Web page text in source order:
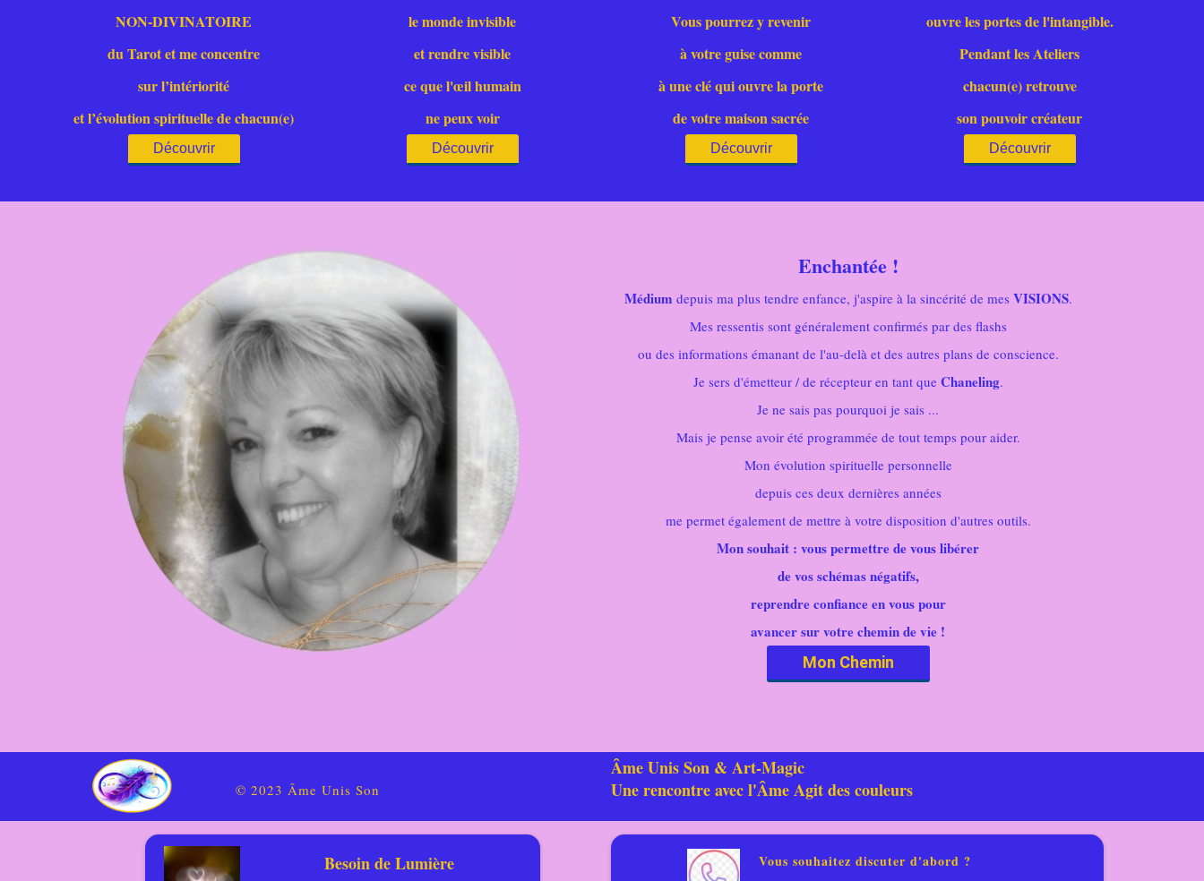
NON-DIVINATOIRE
du Tarot et me concentre
sur l’intériorité
et l’évolution spirituelle de chacun(e)
Découvrir
le monde invisible
et rendre visible
ce que l'œil humain
ne peux voir
Découvrir
Vous pourrez y revenir
à votre guise comme
à une clé qui ouvre la porte
de votre maison sacrée
Découvrir
ouvre les portes de l'intangible.
Pendant les Ateliers
chacun(e) retrouve
son pouvoir créateur
Découvrir
Enchantée !
Médium depuis ma plus tendre enfance, j'aspire à la sincérité de mes VISIONS.
Mes ressentis sont généralement confirmés par des flashs
ou des informations émanant de l'au-delà et des autres plans de conscience.
Je sers d'émetteur / de récepteur en tant que Chaneling.
Je ne sais pas pourquoi je sais ...
Mais je pense avoir été programmée de tout temps pour aider.
Mon évolution spirituelle personnelle
depuis ces deux dernières années
me permet également de mettre à votre disposition d'autres outils.
Mon souhait : vous permettre de vous libérer
de vos schémas négatifs,
reprendre confiance en vous pour
avancer sur votre chemin de vie !
Mon Chemin
© 2023 Âme Unis Son
Âme Unis Son & Art-Magic
Une rencontre avec l'Âme Agit des couleurs
Besoin de Lumière Vous souhaitez discuter d'abord ?